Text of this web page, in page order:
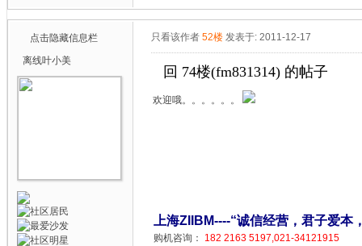
点击隐藏信息栏
离线叶小美
只看该作者 52楼 发表于: 2011-12-17
回 74楼(fm831314) 的帖子
欢迎哦。。。。。。
上海ZIIBM----“诚信经营，君子爱本
购机咨询：
182 2163 5197,021-34121915